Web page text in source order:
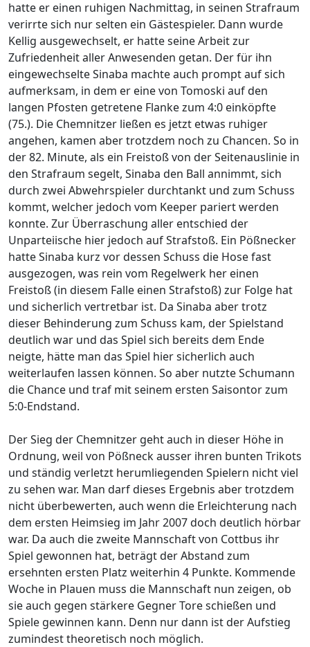
hatte er einen ruhigen Nachmittag, in seinen Strafraum
verirrte sich nur selten ein Gästespieler. Dann wurde
Kellig ausgewechselt, er hatte seine Arbeit zur
Zufriedenheit aller Anwesenden getan. Der für ihn
eingewechselte Sinaba machte auch prompt auf sich
aufmerksam, in dem er eine von Tomoski auf den
langen Pfosten getretene Flanke zum 4:0 einköpfte
(75.). Die Chemnitzer ließen es jetzt etwas ruhiger
angehen, kamen aber trotzdem noch zu Chancen. So in
der 82. Minute, als ein Freistoß von der Seitenauslinie in
den Strafraum segelt, Sinaba den Ball annimmt, sich
durch zwei Abwehrspieler durchtankt und zum Schuss
kommt, welcher jedoch vom Keeper pariert werden
konnte. Zur Überraschung aller entschied der
Unparteiische hier jedoch auf Strafstoß. Ein Pößnecker
hatte Sinaba kurz vor dessen Schuss die Hose fast
ausgezogen, was rein vom Regelwerk her einen
Freistoß (in diesem Falle einen Strafstoß) zur Folge hat
und sicherlich vertretbar ist. Da Sinaba aber trotz
dieser Behinderung zum Schuss kam, der Spielstand
deutlich war und das Spiel sich bereits dem Ende
neigte, hätte man das Spiel hier sicherlich auch
weiterlaufen lassen können. So aber nutzte Schumann
die Chance und traf mit seinem ersten Saisontor zum
5:0-Endstand.
Der Sieg der Chemnitzer geht auch in dieser Höhe in
Ordnung, weil von Pößneck ausser ihren bunten Trikots
und ständig verletzt herumliegenden Spielern nicht viel
zu sehen war. Man darf dieses Ergebnis aber trotzdem
nicht überbewerten, auch wenn die Erleichterung nach
dem ersten Heimsieg im Jahr 2007 doch deutlich hörbar
war. Da auch die zweite Mannschaft von Cottbus ihr
Spiel gewonnen hat, beträgt der Abstand zum
ersehnten ersten Platz weiterhin 4 Punkte. Kommende
Woche in Plauen muss die Mannschaft nun zeigen, ob
sie auch gegen stärkere Gegner Tore schießen und
Spiele gewinnen kann. Denn nur dann ist der Aufstieg
zumindest theoretisch noch möglich.